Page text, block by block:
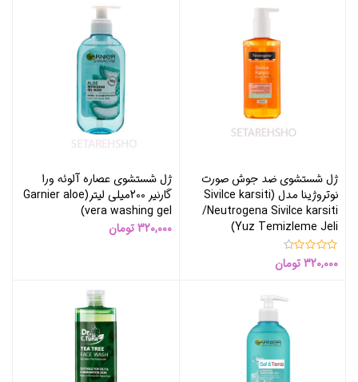
ژل شستشوی ضد جوش صورت
نوتروژینا مدل (Sivilce karsiti
/Neutrogena Sivilce karsiti
Yuz Temizleme Jeli)
320,000تومان
ژل شستشوی عصاره آلوئه ورا
گارنیر 200میلی لیتر(Garnier aloe
vera washing gel)
320,000 تومان